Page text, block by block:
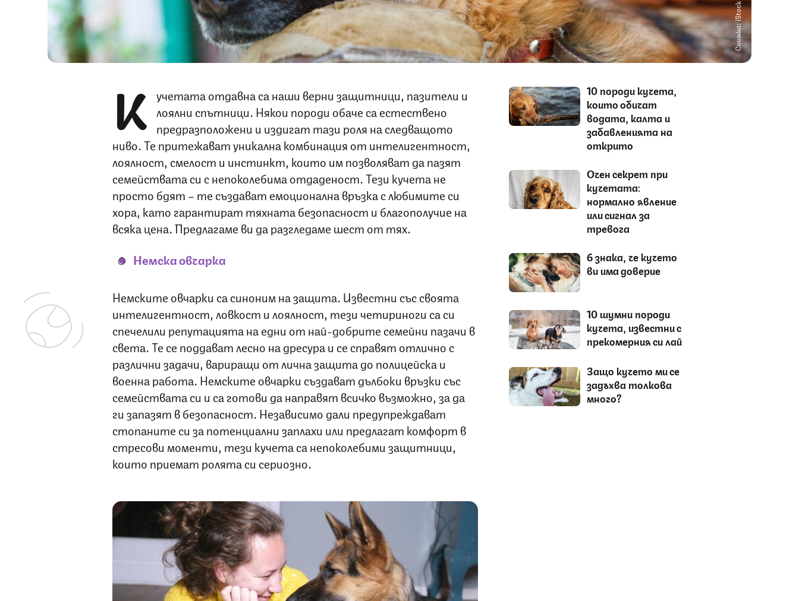
Снимка: iStock
К учетата отдавна са наши верни защитници, пазители и
лоялни спътници. Някои породи обаче са естествено
предразположени и издигат тази роля на следващото
ниво. Те притежават уникална комбинация от интелигентност,
лоялност, смелост и инстинкт, които им позволяват да пазят
семействата си с непоколебима отдаденост. Тези кучета не
просто бдят – те създават емоционална връзка с любимите си
хора, като гарантират тяхната безопасност и благополучие на
всяка цена. Предлагаме ви да разгледаме шест от тях.
Немска овчарка
Немските овчарки са синоним на защита. Известни със своята
интелигентност, ловкост и лоялност, тези четириноги са си
спечелили репутацията на едни от най-добрите семейни пазачи в
света. Те се поддават лесно на дресура и се справят отлично с
различни задачи, вариращи от лична защита до полицейска и
военна работа. Немските овчарки създават дълбоки връзки със
семействата си и са готови да направят всичко възможно, за да
ги запазят в безопасност. Независимо дали предупреждават
стопаните си за потенциални заплахи или предлагат комфорт в
стресови моменти, тези кучета са непоколебими защитници,
които приемат ролята си сериозно.
10 породи кучета,
които обичат
водата, калта и
забавленията на
открито
Очен секрет при
кучетата:
нормално явление
или сигнал за
тревога
6 знака, че кучето
ви има доверие
10 шумни породи
кучета, известни с
прекомерния си лай
Защо кучето ми се
задъхва толкова
много?